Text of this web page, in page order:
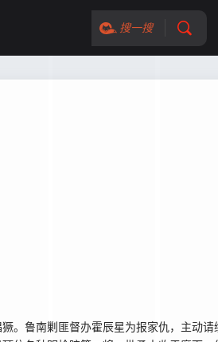
搜一搜
鲁南剿匪督办霍辰星为报家仇，主动请